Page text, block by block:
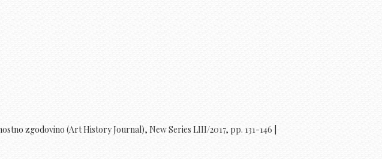
zgodovino (Art History Journal), New Series LIII/2017, pp. 131-146 |